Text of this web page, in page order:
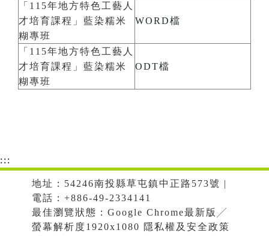
「115年地方特色工藝人
才培育課程」藍染糯米
糊專班
WORD檔
「115年地方特色工藝人
才培育課程」藍染糯米
糊專班
ODT檔
:::
地址：54246南投縣草屯鎮中正路573號 |
電話：+886-49-2334141
最佳瀏覽狀態：Google Chrome最新版╱
螢幕解析度1920x1080 隱私權及安全政策